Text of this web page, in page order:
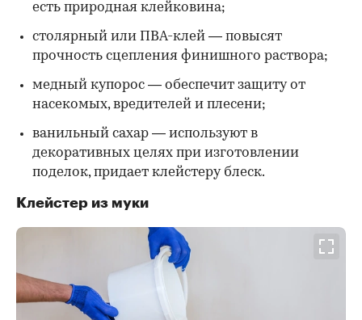
есть природная клейковина;
столярный или ПВА-клей — повысят
прочность сцепления финишного раствора;
медный купорос — обеспечит защиту от
насекомых, вредителей и плесени;
ванильный сахар — используют в
декоративных целях при изготовлении
поделок, придает клейстеру блеск.
Клейстер из муки